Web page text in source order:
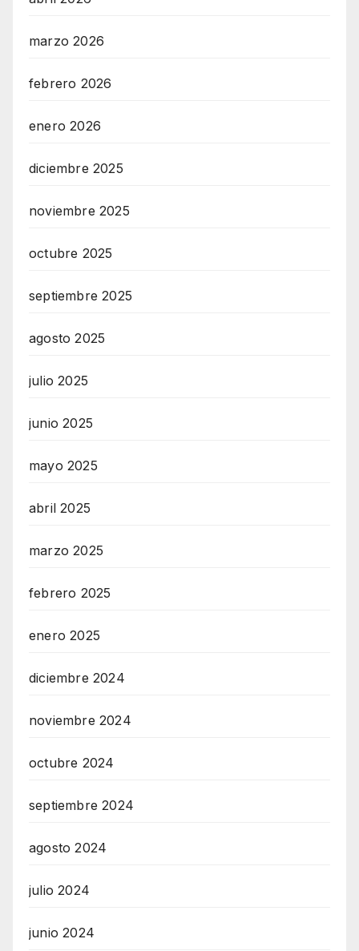
marzo 2026
febrero 2026
enero 2026
diciembre 2025
noviembre 2025
octubre 2025
septiembre 2025
agosto 2025
julio 2025
junio 2025
mayo 2025
abril 2025
marzo 2025
febrero 2025
enero 2025
diciembre 2024
noviembre 2024
octubre 2024
septiembre 2024
agosto 2024
julio 2024
junio 2024